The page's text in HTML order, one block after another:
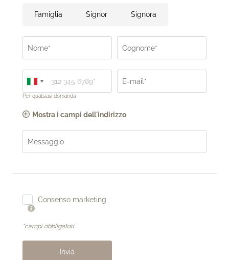
Famiglia Signor Signora
Nome* Cognome*
Per qualsiasi domanda
E-mail*
Mostra i campi dell'indirizzo
Messaggio
Consenso marketing
*campi obbligatori
Invia